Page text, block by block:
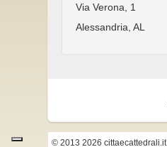
Via Verona, 1
Alessandria, AL
© 2013 2026 cittaecattedrali.it